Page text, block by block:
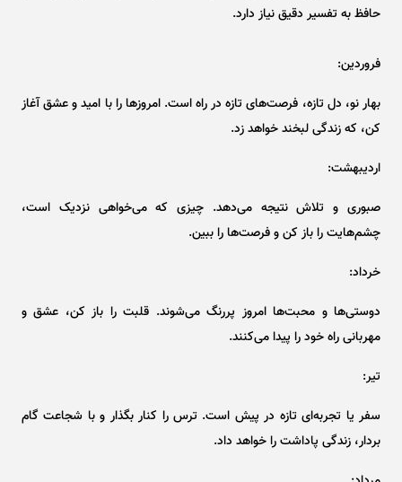
حافظ به تفسیر دقیق نیاز دارد.
فروردین:
بهار نو، دل تازه، فرصت‌های تازه در راه است. امروز‌ها را با امید و عشق آغاز
کن، که زندگی لبخند خواهد زد.
اردیبهشت:
صبوری و تلاش نتیجه می‌دهد. چیزی که می‌خواهی نزدیک است،
چشم‌هایت را باز کن و فرصت‌ها را ببین.
خرداد:
دوستی‌ها و محبت‌ها امروز پررنگ می‌شوند. قلبت را باز کن، عشق و
مهربانی راه خود را پیدا می‌کنند.
تیر:
سفر یا تجربه‌ای تازه در پیش است. ترس را کنار بگذار و با شجاعت گام
بردار، زندگی پاداشت را خواهد داد.